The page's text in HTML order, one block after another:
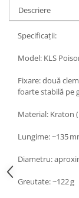
Descriere
Specificații:
Model: KLS
Fixare: două
foarte stabilă pe
Material: Kraton
Lungime: ~135
Diametru:
Greutate: ~122 g